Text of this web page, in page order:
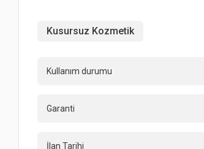
Kusursuz Kozmetik
Kullanım durumu
Garanti
İlan Tarihi